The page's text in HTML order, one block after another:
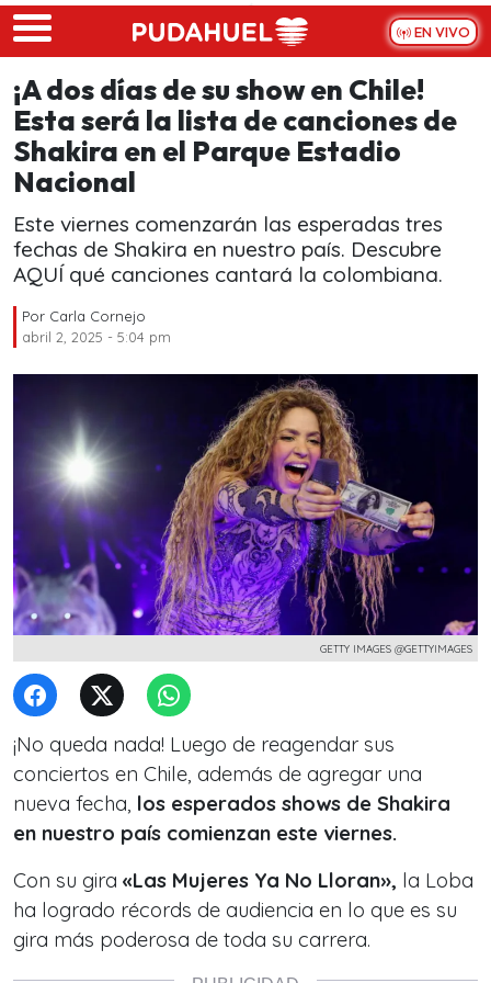
Skip to main content
EN VIVO
¡A dos días de su show en Chile!
Esta será la lista de canciones de
Shakira en el Parque Estadio
Nacional
Este viernes comenzarán las esperadas tres
fechas de Shakira en nuestro país. Descubre
AQUÍ qué canciones cantará la colombiana.
Por Carla Cornejo
abril 2, 2025 - 5:04 pm
GETTY IMAGES @GETTYIMAGES
¡No queda nada! Luego de reagendar sus
conciertos en Chile, además de agregar una
nueva fecha, los esperados shows de Shakira
en nuestro país comienzan este viernes.
Con su gira «Las Mujeres Ya No Lloran», la Loba
ha logrado récords de audiencia en lo que es su
gira más poderosa de toda su carrera.